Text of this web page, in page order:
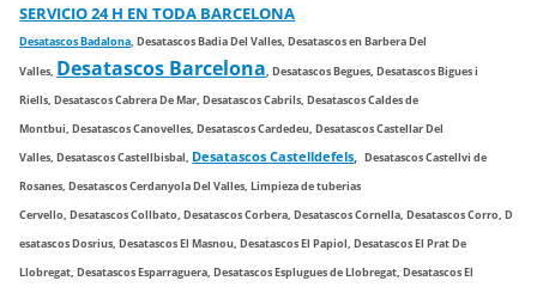
SERVICIO 24 H EN TODA BARCELONA
DesatascosBadalona,DesatascosBadia Del Valles,Desatascos enBarbera Del
Valles, Desatascos Barcelona,DesatascosBegues,DesatascosBigues i
Riells,DesatascosCabrera De Mar,DesatascosCabrils,DesatascosCaldes de
Montbui,DesatascosCanovelles,DesatascosCardedeu,DesatascosCastellar Del
Valles, DesatascosCastellbisbal, DesatascosCastelldefels ,DesatascosCastellvi de
Rosanes,DesatascosCerdanyola Del Valles, Limpieza de tuberias
Cervello,DesatascosCollbato,DesatascosCorbera,DesatascosCornella,DesatascosCorro,D
esatascosDosrius,DesatascosEl Masnou,DesatascosEl Papiol,DesatascosEl Prat De
Llobregat,DesatascosEsparraguera,DesatascosEsplugues de Llobregat,DesatascosEl